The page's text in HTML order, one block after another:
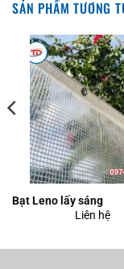
SẢN PHẨM TƯƠNG
Bạt Leno lấy sáng
Liên hệ